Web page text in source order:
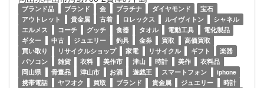
ブランド品 ブランド 金 プラチナ ダイヤモンド
宝石
アウトレット
貴金属 古着 ロレックス ルイヴィトン
シャネル
エルメス
コーチ グッチ 食器 タオル 電動工具
電化製品
ギター
中古 ジュエリー 釣具 金券 買取
高価買取
買い取り
リサイクルショップ 家電 リサイクル ギフト
楽器
パソコン
雑貨 衣料 美作市 津山 時計 美作
衣料品
岡山県
骨董品 津山市 お酒 遊戯王 スマートフォン
iphone
携帯電話
ヤフオク 買取 ブランド 貴金属 ジュエリー
時計